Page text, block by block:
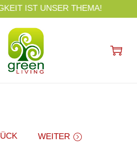
IST UNSER THEMA!
WEITER